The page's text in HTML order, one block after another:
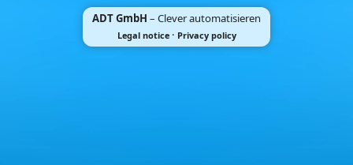
ADT GmbH – Clever automatisieren
Legal notice· Privacy policy